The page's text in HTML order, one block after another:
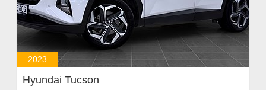
2023
Hyundai Tucson